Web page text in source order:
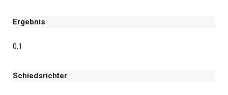
Ergebnis
0:1
Schiedsrichter